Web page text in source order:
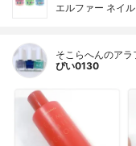
エルファー ネイ
そこらへんのアラ
ぴい0130